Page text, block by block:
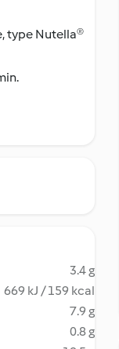
type Nutella®
3.4 g
669 kJ / 159 kcal
7.9 g
0.8 g